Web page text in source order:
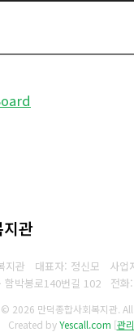
관
지관 대표자: 정신모 사업
함박봉로140번길 102 전화:
2026 만덕종합사회복지관.
Created byYescall.com [관